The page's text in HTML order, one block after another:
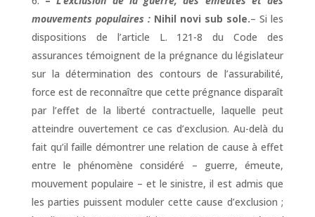
mouvements populaires : Nihil novi sub sole.– Si les
dispositions de l’article L. 121-8 du Code des
assurances témoignent de la prégnance du législateur
sur la détermination des contours de l’assurabilité,
force est de reconnaître que cette prégnance disparaît
par l’effet de la liberté contractuelle, laquelle peut
atteindre ouvertement ce cas d’exclusion. Au-delà du
fait qu’il faille démontrer une relation de cause à effet
entre le phénomène considéré – guerre, émeute,
mouvement populaire – et le sinistre, il est admis que
les parties puissent moduler cette cause d’exclusion ;